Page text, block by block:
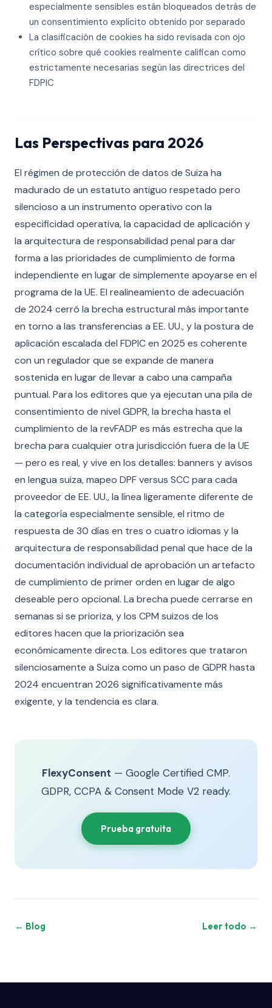
especialmente sensibles están bloqueados detrás de
un consentimiento explícito obtenido por separado
La clasificación de cookies ha sido revisada con ojo
crítico sobre qué cookies realmente califican como
estrictamente necesarias según las directrices del
FDPIC
Las Perspectivas para 2026
El régimen de protección de datos de Suiza ha
madurado de un estatuto antiguo respetado pero
silencioso a un instrumento operativo con la
especificidad operativa, la capacidad de aplicación y
la arquitectura de responsabilidad penal para dar
forma a las prioridades de cumplimiento de forma
independiente en lugar de simplemente apoyarse en el
programa de la UE. El realineamiento de adecuación
de 2024 cerró la brecha estructural más importante
en torno a las transferencias a EE. UU., y la postura de
aplicación escalada del FDPIC en 2025 es coherente
con un regulador que se expande de manera
sostenida en lugar de llevar a cabo una campaña
puntual. Para los editores que ya ejecutan una pila de
consentimiento de nivel GDPR, la brecha hasta el
cumplimiento de la revFADP es más estrecha que la
brecha para cualquier otra jurisdicción fuera de la UE
— pero es real, y vive en los detalles: banners y avisos
en lengua suiza, mapeo DPF versus SCC para cada
proveedor de EE. UU., la línea ligeramente diferente de
la categoría especialmente sensible, el ritmo de
respuesta de 30 días en tres o cuatro idiomas y la
arquitectura de responsabilidad penal que hace de la
documentación individual de aprobación un artefacto
de cumplimiento de primer orden en lugar de algo
deseable pero opcional. La brecha puede cerrarse en
semanas si se prioriza, y los CPM suizos de los
editores hacen que la priorización sea
económicamente directa. Los editores que trataron
silenciosamente a Suiza como un paso de GDPR hasta
2024 encuentran 2026 significativamente más
exigente, y la tendencia es clara.
FlexyConsent — Google Certified CMP.
GDPR, CCPA & Consent Mode V2 ready.
Prueba gratuita
← Blog Leer todo →